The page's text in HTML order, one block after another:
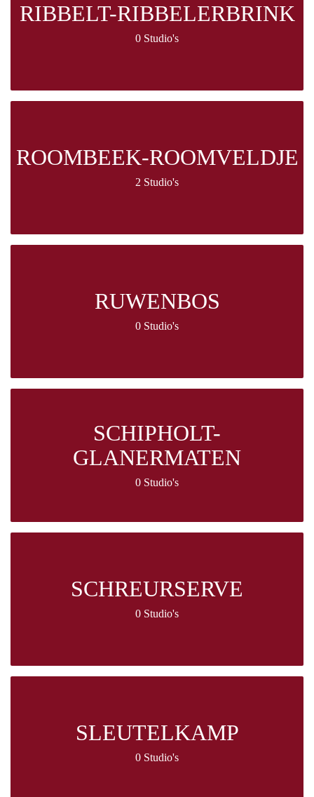
RIBBELT-RIBBELERBRINK
0 Studio's
ROOMBEEK-ROOMVELDJE
2 Studio's
RUWENBOS
0 Studio's
SCHIPHOLT-
GLANERMATEN
0 Studio's
SCHREURSERVE
0 Studio's
SLEUTELKAMP
0 Studio's